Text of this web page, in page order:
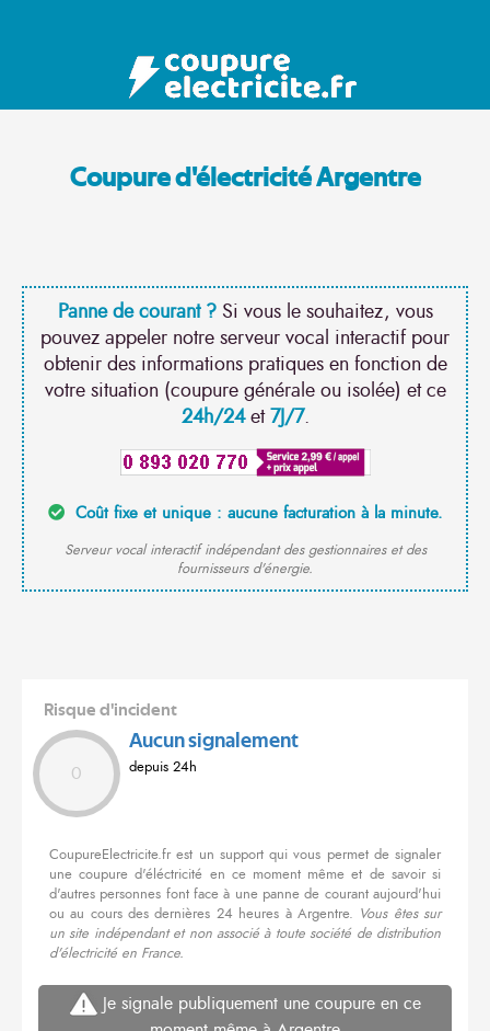
Coupure d'électricité Argentre
Panne de courant ?Si vous le souhaitez, vous
pouvez appeler notre serveur vocal interactif pour
obtenir des informations pratiques en fonction de
votre situation (coupure générale ou isolée) et ce
24h/24et7J/7.
Coût fixe et unique : aucune facturation à la minute.
Serveur vocal interactif indépendant des gestionnaires et des
fournisseurs d'énergie.
Risque d'incident
0
Aucun signalement
depuis 24h
CoupureElectricite.fr est un support qui vous permet de signaler
une coupure d'éléctricité en ce moment même et de savoir si
d'autres personnes font face à une panne de courant aujourd'hui
ou au cours des dernières 24 heures à Argentre. Vous êtes sur
un site indépendant et non associé à toute société de distribution
d'électricité en France.
Je signale publiquement une coupure en ce